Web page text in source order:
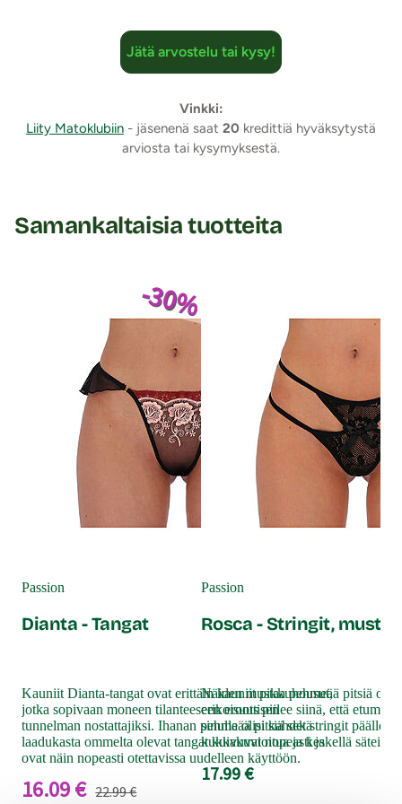
Jätä arvostelu tai kysy!
Vinkki:
Liity Matoklubiin - jäsenenä saat 20 kredittiä hyväksytystä
arviosta tai kysymyksestä.
Samankaltaisia tuotteita
-30%
Passion
Dianta - Tangat
Kauniit Dianta-tangat ovat erittäin kauniit pikkuhousut,
jotka sopivaan moneen tilanteeseen eroottisen
tunnelman nostattajiksi. Ihanan pehmeää pitsiä sekä
laadukasta ommelta olevat tangat kuivuvat nopeasti ja
ovat näin nopeasti otettavissa uudelleen käyttöön.
16.09 € 22.99 €
Passion
Rosca - Stringit, musta
Näiden mustaa pehmeää pitsiä
erikoisuus piilee siinä, että etumus
sinulla olisi kahdet stringit
kukkakuvioitua ja keskellä säteilee
17.99 €